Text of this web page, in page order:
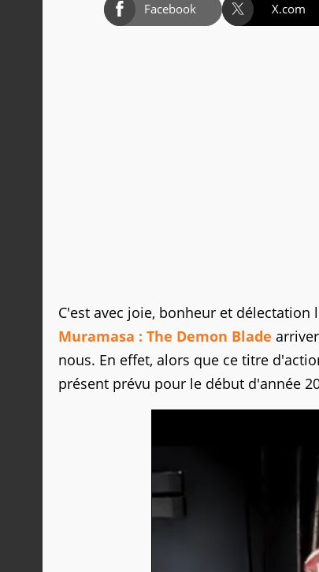
Facebook X.com
C'est avec joie, bonheur et
Muramasa : The Demon Blade
nous. En effet, alors que ce titre
présent prévu pour le début d'année